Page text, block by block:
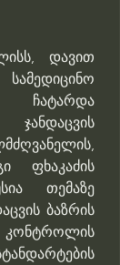
დავით
ჩატარდა
ფხაკაძის
თემაზე
ბაზრის